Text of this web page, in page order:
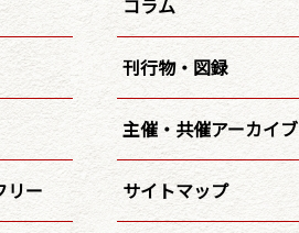
リー
コラム
刊行物・図録
主催・共催アーカイブ
サイトマップ